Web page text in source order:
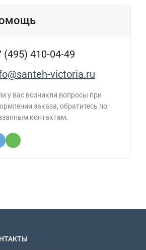
(495) 410-04-49
victoria.ru
у вас возникли вопросы при
заказа, обратитесь по
контактам.